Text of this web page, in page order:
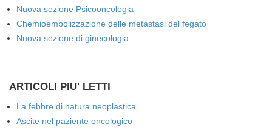
Nuova sezione Psicooncologia
Chemioembolizzazione delle metastasi del fegato
Nuova sezione di ginecologia
ARTICOLI PIU' LETTI
La febbre di natura neoplastica
Ascite nel paziente oncologico